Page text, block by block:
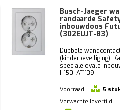
Busch-Jaeger
randaarde
inbouwdoos
(302EUJT-83)
Dubbele
(kinderbeveiliging).
speciale ovale
H150, AT1139.
Voorraad:
5
Verwachte levertijd: